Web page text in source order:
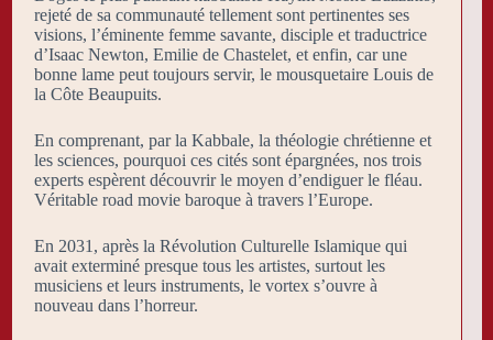
rejeté de sa communauté tellement sont pertinentes ses
visions, l’éminente femme savante, disciple et traductrice
d’Isaac Newton, Emilie de Chastelet, et enfin, car une
bonne lame peut toujours servir, le mousquetaire Louis de
la Côte Beaupuits.
En comprenant, par la Kabbale, la théologie chrétienne et
les sciences, pourquoi ces cités sont épargnées, nos trois
experts espèrent découvrir le moyen d’endiguer le fléau.
Véritable road movie baroque à travers l’Europe.
En 2031, après la Révolution Culturelle Islamique qui
avait exterminé presque tous les artistes, surtout les
musiciens et leurs instruments, le vortex s’ouvre à
nouveau dans l’horreur.